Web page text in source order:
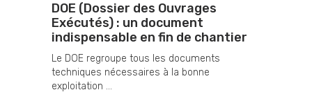
DOE (Dossier des Ouvrages
Exécutés) : un document
indispensable en fin de chantier
Le DOE regroupe tous les documents
techniques nécessaires à la bonne
exploitation ...